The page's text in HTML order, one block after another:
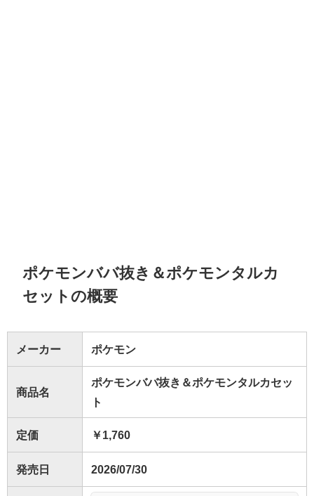
ポケモンババ抜き＆ポケモンタルカ
セットの概要
メーカー ポケモン
商品名
ポケモンババ抜き＆ポケモンタルカセッ
ト
定価 ￥1,760
発売日 2026/07/30